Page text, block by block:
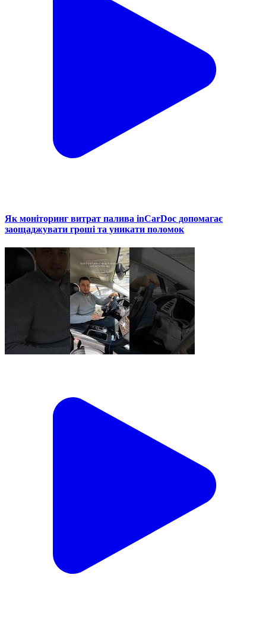
Як моніторинг витрат палива inCarDoc допомагає
заощаджувати гроші та уникати поломок